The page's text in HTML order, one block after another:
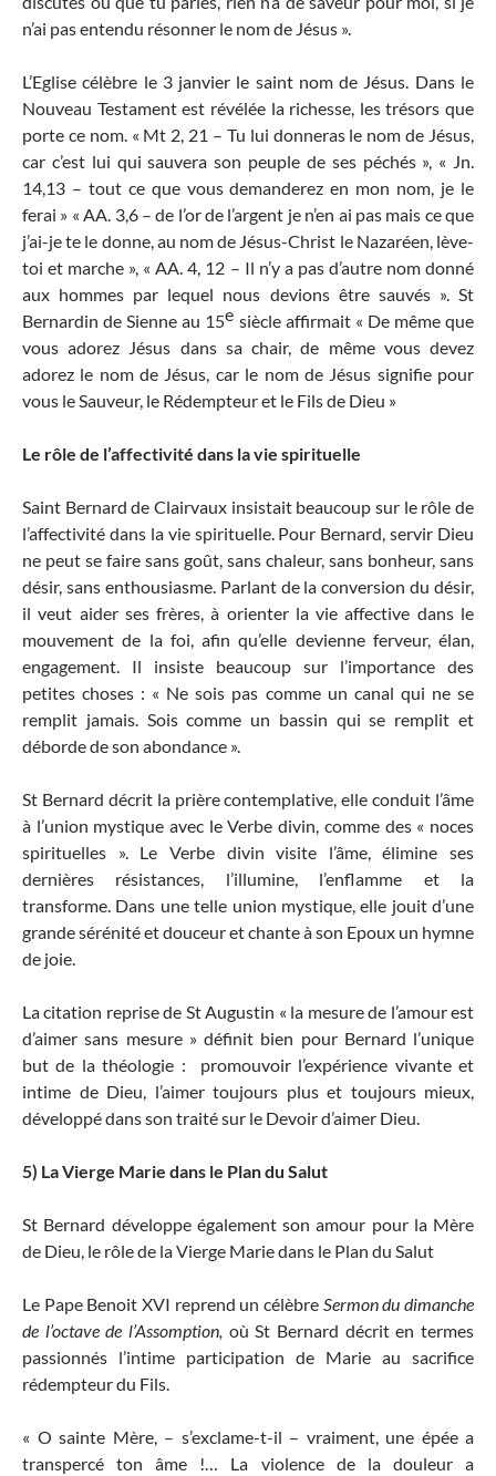
n’ai pas entendu résonner le nom de Jésus ».
L’Eglise célèbre le 3 janvier le saint nom de Jésus. Dans le
Nouveau Testament est révélée la richesse, les trésors que
porte ce nom. « Mt 2, 21 – Tu lui donneras le nom de Jésus,
car c’est lui qui sauvera son peuple de ses péchés », « Jn.
14,13 – tout ce que vous demanderez en mon nom, je le
ferai » « AA. 3,6 – de l’or de l’argent je n’en ai pas mais ce que
j’ai-je te le donne, au nom de Jésus-Christ le Nazaréen, lève-
toi et marche », « AA. 4, 12 – Il n’y a pas d’autre nom donné
aux hommes par lequel nous devions être sauvés ». St
Bernardin de Sienne au 15e siècle affirmait « De même que
vous adorez Jésus dans sa chair, de même vous devez
adorez le nom de Jésus, car le nom de Jésus signifie pour
vous le Sauveur, le Rédempteur et le Fils de Dieu »
Le rôle de l’affectivité dans la vie spirituelle
Saint Bernard de Clairvaux insistait beaucoup sur le rôle de
l’affectivité dans la vie spirituelle. Pour Bernard, servir Dieu
ne peut se faire sans goût, sans chaleur, sans bonheur, sans
désir, sans enthousiasme. Parlant de la conversion du désir,
il veut aider ses frères, à orienter la vie affective dans le
mouvement de la foi, afin qu’elle devienne ferveur, élan,
engagement. Il insiste beaucoup sur l’importance des
petites choses : « Ne sois pas comme un canal qui ne se
remplit jamais. Sois comme un bassin qui se remplit et
déborde de son abondance ».
St Bernard décrit la prière contemplative, elle conduit l’âme
à l’union mystique avec le Verbe divin, comme des « noces
spirituelles ». Le Verbe divin visite l’âme, élimine ses
dernières résistances, l’illumine, l’enflamme et la
transforme. Dans une telle union mystique, elle jouit d’une
grande sérénité et douceur et chante à son Epoux un hymne
de joie.
La citation reprise de St Augustin « la mesure de l’amour est
d’aimer sans mesure » définit bien pour Bernard l’unique
but de la théologie : promouvoir l’expérience vivante et
intime de Dieu, l’aimer toujours plus et toujours mieux,
développé dans son traité sur le Devoir d’aimer Dieu.
5) La Vierge Marie dans le Plan du Salut
St Bernard développe également son amour pour la Mère
de Dieu, le rôle de la Vierge Marie dans le Plan du Salut
Le Pape Benoit XVI reprend un célèbre Sermon du dimanche
de l’octave de l’Assomption, où St Bernard décrit en termes
passionnés l’intime participation de Marie au sacrifice
rédempteur du Fils.
« O sainte Mère, – s’exclame-t-il – vraiment, une épée a
transpercé ton âme !… La violence de la douleur a